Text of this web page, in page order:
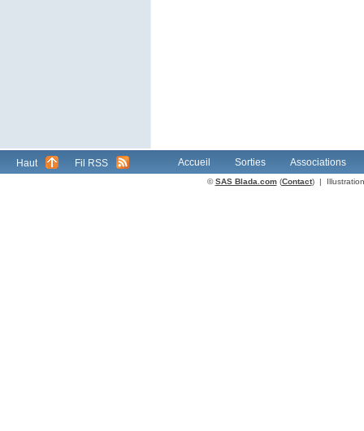
Haut Fil RSS Accueil Sorties Associations
©SAS Blada.com(Contact) |